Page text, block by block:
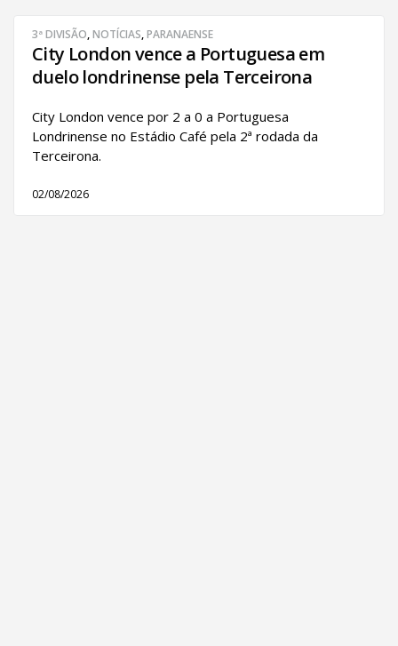
3ª DIVISÃO,NOTÍCIAS,PARANAENSE
City London vence a Portuguesa em
duelo londrinense pela Terceirona
City London vence por 2 a 0 a Portuguesa
Londrinense no Estádio Café pela 2ª rodada da
Terceirona.
02/08/2026